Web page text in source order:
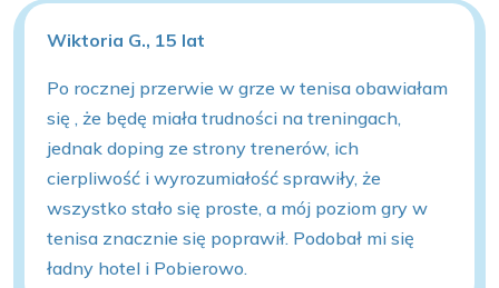
Wiktoria G., 15 lat
Po rocznej przerwie w grze w tenisa obawiałam
się , że będę miała trudności na treningach,
jednak doping ze strony trenerów, ich
cierpliwość i wyrozumiałość sprawiły, że
wszystko stało się proste, a mój poziom gry w
tenisa znacznie się poprawił. Podobał mi się
ładny hotel i Pobierowo.